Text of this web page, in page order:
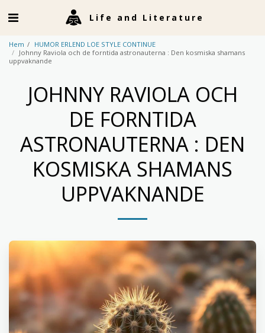
Life and Literature
Hem
HUMOR ERLEND LOE STYLE CONTINUE
Johnny Raviola och de forntida astronauterna : Den kosmiska shamans
uppvaknande
JOHNNY RAVIOLA OCH
DE FORNTIDA
ASTRONAUTERNA : DEN
KOSMISKA SHAMANS
UPPVAKNANDE